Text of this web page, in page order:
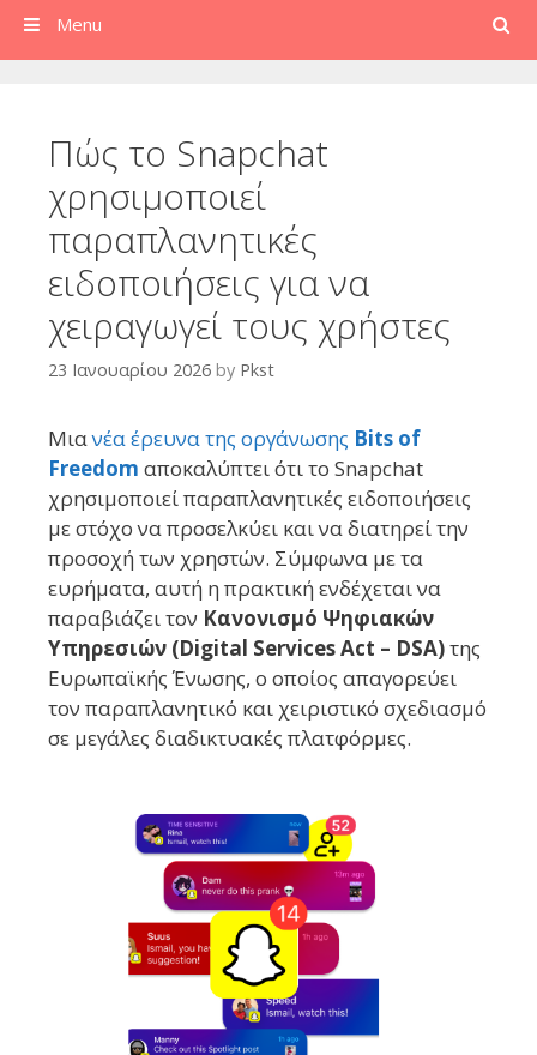
Search
Menu
Πώς το Snapchat
χρησιμοποιεί
παραπλανητικές
ειδοποιήσεις για να
χειραγωγεί τους χρήστες
23 Ιανουαρίου 2026 by Pkst
Μιανέα έρευνα της οργάνωσης Bits of
Freedom αποκαλύπτει ότι το Snapchat
χρησιμοποιεί παραπλανητικές ειδοποιήσεις
με στόχο να προσελκύει και να διατηρεί την
προσοχή των χρηστών. Σύμφωνα με τα
ευρήματα, αυτή η πρακτική ενδέχεται να
παραβιάζει τον Κανονισμό Ψηφιακών
Υπηρεσιών (Digital Services Act – DSA)της
Ευρωπαϊκής Ένωσης, ο οποίος απαγορεύει
τον παραπλανητικό και χειριστικό σχεδιασμό
σε μεγάλες διαδικτυακές πλατφόρμες.